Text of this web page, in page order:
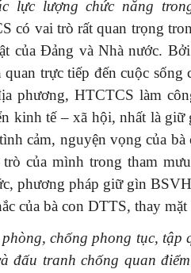
lực lượng chức năng
có vai trò rất quan trọng
của Đảng và Nhà nước.
quan trực tiếp đến cuộc
phương, HTCTCS làm
kinh tế – xã hội, nhất là
cảm, nguyện vọng của
trò của mình trong tham
phương pháp giữ gìn
của bà con DTTS, thay
chống phong tục,
đấu tranh chống quan